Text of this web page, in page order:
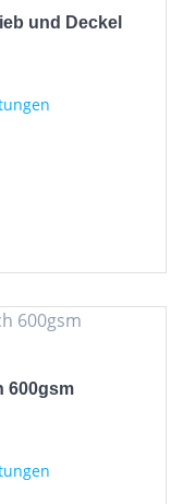
Optionen
Produktseite
und Deckel
600gsm